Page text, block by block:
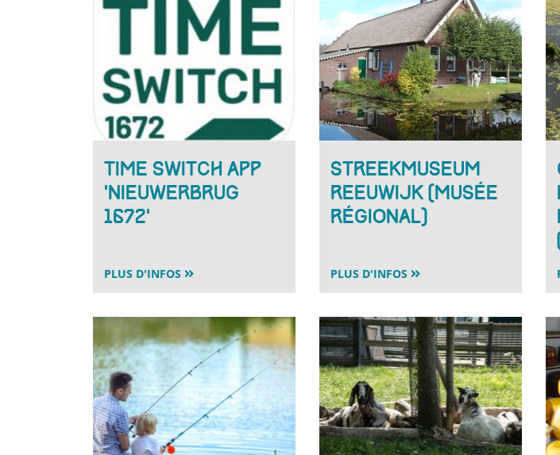
Time Switch app
‘Nieuwerbrug
1672’
PLUS D'INFOS
Streekmuseum
Reeuwijk (Musée
régional)
PLUS D'INFOS